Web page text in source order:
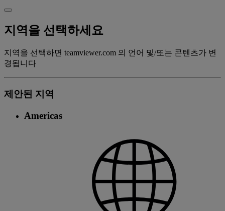
지역을 선택하세요
지역을 선택하면 teamviewer.com 의 언어 및/또는 콘텐츠가 변
경됩니다
제안된 지역
Americas